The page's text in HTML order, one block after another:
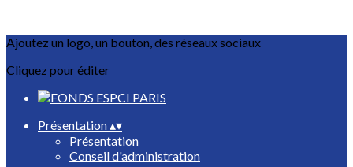
Ajoutez un logo, un bouton, des réseaux sociaux
Cliquez pour éditer
Présentation▴▾
Présentation
Conseil d'administration